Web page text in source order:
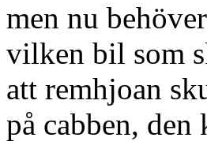
men nu
vilken bil som
att remhjoan
på cabben,